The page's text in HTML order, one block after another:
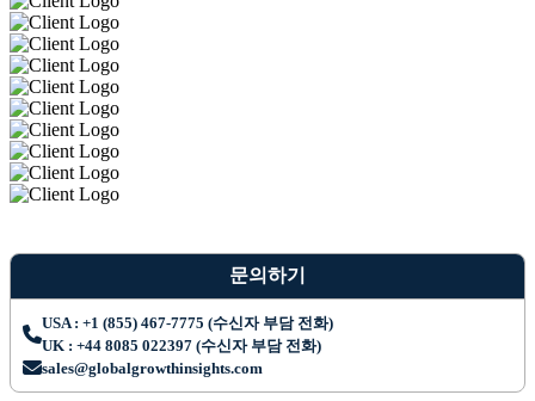
문의하기
USA : +1 (855) 467-7775 (수신자 부담 전화)
UK : +44 8085 022397 (수신자 부담 전화)
sales@globalgrowthinsights.com